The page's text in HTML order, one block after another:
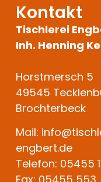
Kontakt
Tischlerei
Inh. Henning
Horstmersch 5
49545
Brochterbeck
Mail:
engbert.de
Telefon: 05455